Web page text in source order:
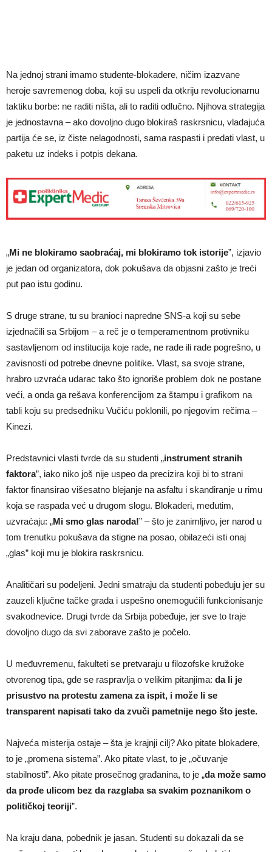
Na jednoj strani imamo studente-blokadere, ničim izazvane
heroje savremenog doba, koji su uspeli da otkriju revolucionarnu
taktiku borbe: ne raditi ništa, ali to raditi odlučno. Njihova strategija
je jednostavna – ako dovoljno dugo blokiraš raskrsnicu, vladajuća
partija će se, iz čiste nelagodnosti, sama raspasti i predati vlast, u
paketu uz indeks i potpis dekana.
„Mi ne blokiramo saobraćaj, mi blokiramo tok istorije”, izjavio
je jedan od organizatora, dok pokušava da objasni zašto je treći
put pao istu godinu.
S druge strane, tu su branioci napredne SNS-a koji su sebe
izjednačili sa Srbijom – a reč je o temperamentnom protivniku
sastavljenom od institucija koje rade, ne rade ili rade pogrešno, u
zavisnosti od potrebe dnevne politike. Vlast, sa svoje strane,
hrabro uzvraća udarac tako što ignoriše problem dok ne postane
veći, a onda ga rešava konferencijom za štampu i grafikom na
tabli koju su predsedniku Vučiću poklonili, po njegovim rečima –
Kinezi.
Predstavnici vlasti tvrde da su studenti „instrument stranih
faktora”, iako niko još nije uspeo da precizira koji bi to strani
faktor finansirao višesatno blejanje na asfaltu i skandiranje u rimu
koja se raspada već u drugom slogu. Blokaderi, međutim,
uzvraćaju: „Mi smo glas naroda!” – što je zanimljivo, jer narod u
tom trenutku pokušava da stigne na posao, obilazeći isti onaj
„glas” koji mu je blokira raskrsnicu.
Analitičari su podeljeni. Jedni smatraju da studenti pobeđuju jer su
zauzeli ključne tačke grada i uspešno onemogućili funkcionisanje
svakodnevice. Drugi tvrde da Srbija pobeđuje, jer sve to traje
dovoljno dugo da svi zaborave zašto je počelo.
U međuvremenu, fakulteti se pretvaraju u filozofske kružoke
otvorenog tipa, gde se raspravlja o velikim pitanjima: da li je
prisustvo na protestu zamena za ispit, i može li se
transparent napisati tako da zvuči pametnije nego što jeste.
Najveća misterija ostaje – šta je krajnji cilj? Ako pitate blokadere,
to je „promena sistema”. Ako pitate vlast, to je „očuvanje
stabilnosti”. Ako pitate prosečnog građanina, to je „da može samo
da prođe ulicom bez da razglaba sa svakim poznanikom o
političkoj teoriji”.
Na kraju dana, pobednik je jasan. Studenti su dokazali da se